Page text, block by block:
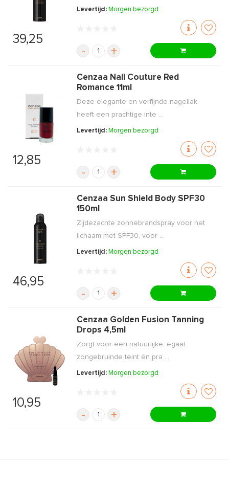
39,25
Levertijd: Morgen bezorgd
- +
12,85
Cenzaa Nail Couture Red
Romance 11ml
Deze elegante en verfijnde nagellak
heeft een prachtige inte ...
Levertijd: Morgen bezorgd
- +
46,95
Cenzaa Sun Shield Body SPF30
150ml
Zijdezachte zonnebrandspray voor het
lichaam met SPF30, voor ...
Levertijd: Morgen bezorgd
- +
10,95
Cenzaa Golden Fusion Tanning
Drops 4,5ml
Zorgt voor een natuurlijke, egaal
zongebruinde teint én pra ...
Levertijd: Morgen bezorgd
- +